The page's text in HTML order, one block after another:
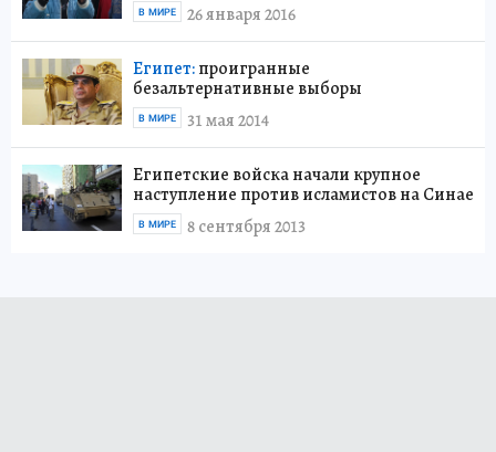
26 января 2016
В МИРЕ
Египет:проигранные
безальтернативные выборы
31 мая 2014
В МИРЕ
Египетские войска начали крупное
наступление против исламистов на Синае
8 сентября 2013
В МИРЕ